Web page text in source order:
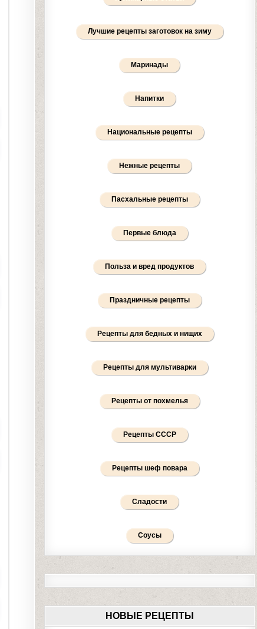
Лучшие рецепты заготовок на зиму
Маринады
Напитки
Национальные рецепты
Нежные рецепты
Пасхальные рецепты
Первые блюда
Польза и вред продуктов
Праздничные рецепты
Рецепты для бедных и нищих
Рецепты для мультиварки
Рецепты от похмелья
Рецепты СССР
Рецепты шеф повара
Сладости
Соусы
НОВЫЕ РЕЦЕПТЫ